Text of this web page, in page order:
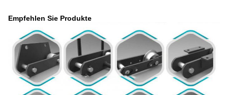
Empfehlen Sie Produkte